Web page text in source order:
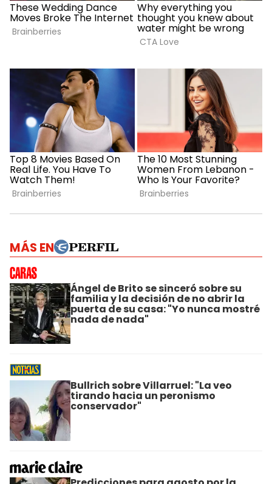
MÁS EN
Ángel de Brito se sinceró sobre su
familia y la decisión de no abrir la
puerta de su casa: "Yo nunca mostré
nada de nada"
Bullrich sobre Villarruel: "La veo
tirando hacia un peronismo
conservador"